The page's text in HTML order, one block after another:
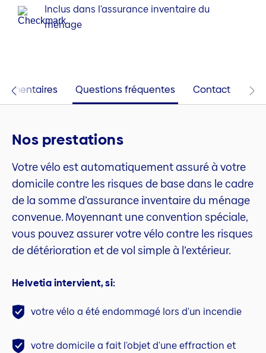
Inclus dans l'assurance inventaire du
ménage
Questions fréquentes Contact
Nos prestations
Votre vélo est automatiquement assuré à votre
domicile contre les risques de base dans le cadre
de la somme d’assurance inventaire du ménage
convenue. Moyennant une convention spéciale,
vous pouvez assurer votre vélo contre les risques
de détérioration et de vol simple à l’extérieur.
Helvetia intervient, si:
votre vélo a été endommagé lors d'un incendie
votre domicile a fait l'objet d'une effraction et